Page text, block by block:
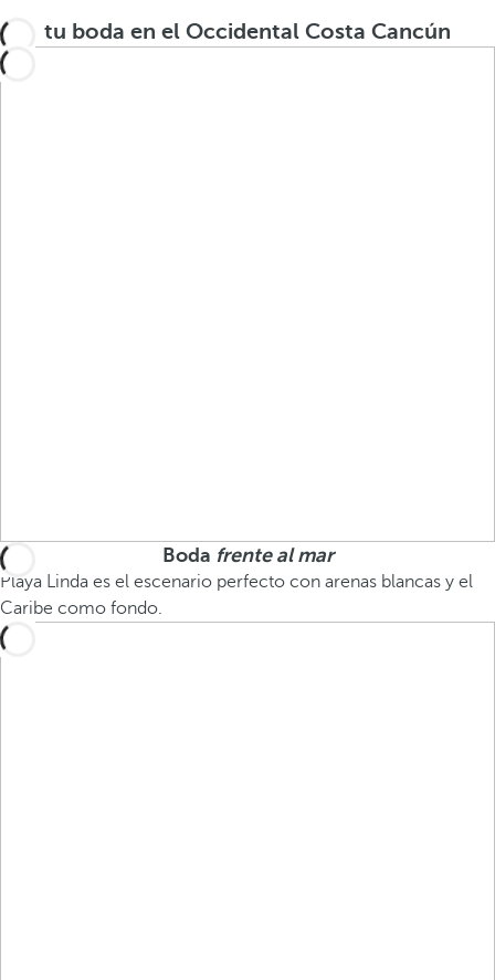
tu boda en el Occidental Costa Cancún
Boda frente al mar
Playa Linda es el escenario perfecto con arenas blancas y el
Caribe como fondo.